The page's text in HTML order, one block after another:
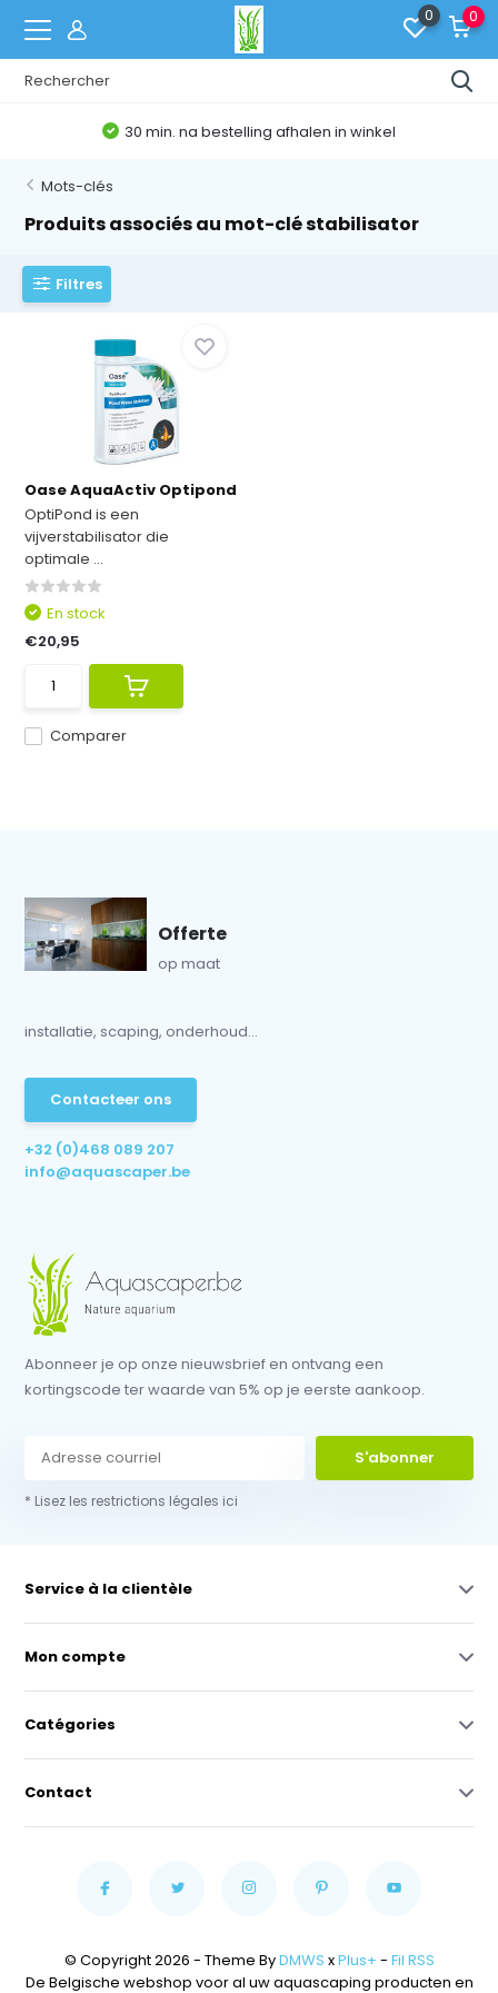
0 0
30 min. na bestelling afhalen in winkel
Mots-clés
Produits associés au mot-clé stabilisator
Filtres
Oase AquaActiv Optipond
OptiPond is een
vijverstabilisator die
optimale ...
Comparer
En stock
€20,95
Offerte
op maat
installatie, scaping, onderhoud...
Contacteer ons
+32 (0)468 089 207
info@aquascaper.be
Abonneer je op onze nieuwsbrief en ontvang een
kortingscode ter waarde van 5% op je eerste aankoop.
S'abonner
* Lisez les restrictions légales ici
Service à la clientèle
Mon compte
Catégories
Contact
© Copyright 2026 - Theme ByDMWS xPlus+ - Fil RSS
De Belgische webshop voor al uw aquascaping producten en